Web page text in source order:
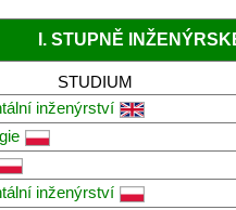
I. STUPNĚ
STUDIUM
inženýrství
inženýrství